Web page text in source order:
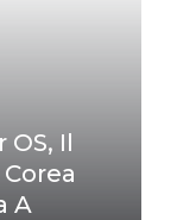
OS, Il
A